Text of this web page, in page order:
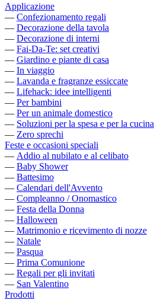
Applicazione
— Confezionamento regali
— Decorazione della tavola
— Decorazione di interni
— Fai-Da-Te: set creativi
— Giardino e piante di casa
— In viaggio
— Lavanda e fragranze essiccate
— Lifehack: idee intelligenti
— Per bambini
— Per un animale domestico
— Soluzioni per la spesa e per la cucina
— Zero sprechi
Feste e occasioni speciali
— Addio al nubilato e al celibato
— Baby Shower
— Battesimo
— Calendari dell'Avvento
— Compleanno / Onomastico
— Festa della Donna
— Halloween
— Matrimonio e ricevimento di nozze
— Natale
— Pasqua
— Prima Comunione
— Regali per gli invitati
— San Valentino
Prodotti